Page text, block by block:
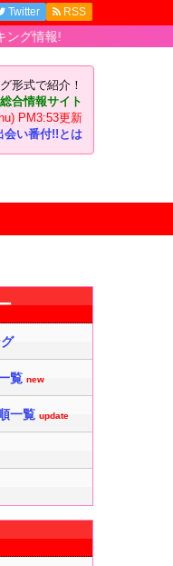
形式で紹介！
合情報サイト
PM3:53更新
会い番付!!とは
Twitter RSS
覧 new
一覧 update